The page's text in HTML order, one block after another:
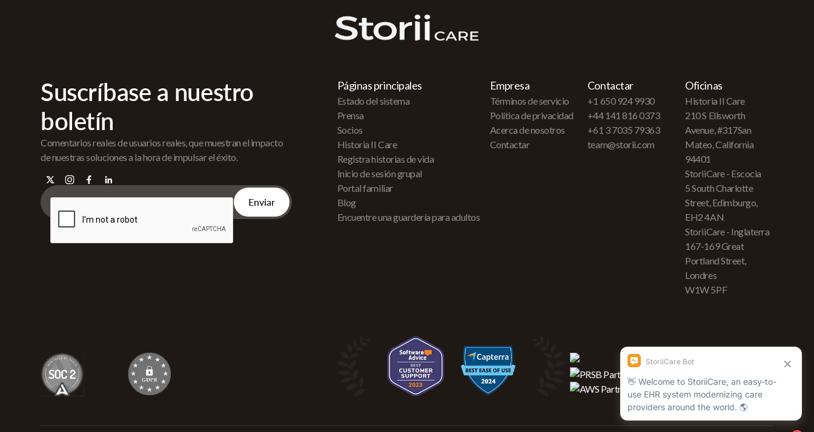
Suscríbase a nuestro
boletín
Comentarios reales de usuarios reales, que muestran el impacto
de nuestras soluciones a la hora de impulsar el éxito.
Páginas principales
Estado del sistema
Prensa
Socios
Historia II Care
Registra historias de vida
Inicio de sesión grupal
Portal familiar
Blog
Encuentre una guardería para adultos
Empresa
Términos de servicio
Política de privacidad
Acerca de nosotros
Contactar
Contactar
+1 650 924 9930
+44 141 816 0373
+61 3 7035 79363
team@storii.com
Oficinas
Historia II Care
210 S Ellsworth
Avenue, #317San
Mateo, California
94401
StoriiCare - Escocia
5 South Charlotte
Street, Edimburgo,
EH2 4AN
StoriiCare - Inglaterra
167-169 Great
Portland Street,
Londres
W1W 5PF